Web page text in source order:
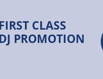
FIRST CLASS
DJ PROMOTION